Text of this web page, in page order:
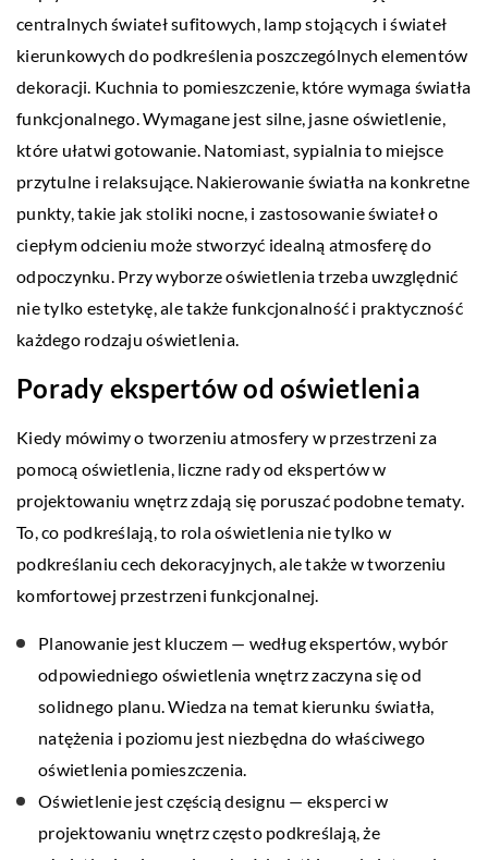
centralnych świateł sufitowych, lamp stojących i świateł
kierunkowych do podkreślenia poszczególnych elementów
dekoracji. Kuchnia to pomieszczenie, które wymaga światła
funkcjonalnego. Wymagane jest silne, jasne oświetlenie,
które ułatwi gotowanie. Natomiast, sypialnia to miejsce
przytulne i relaksujące. Nakierowanie światła na konkretne
punkty, takie jak stoliki nocne, i zastosowanie świateł o
ciepłym odcieniu może stworzyć idealną atmosferę do
odpoczynku. Przy wyborze oświetlenia trzeba uwzględnić
nie tylko estetykę, ale także funkcjonalność i praktyczność
każdego rodzaju oświetlenia.
Porady ekspertów od oświetlenia
Kiedy mówimy o tworzeniu atmosfery w przestrzeni za
pomocą oświetlenia, liczne rady od ekspertów w
projektowaniu wnętrz zdają się poruszać podobne tematy.
To, co podkreślają, to rola oświetlenia nie tylko w
podkreślaniu cech dekoracyjnych, ale także w tworzeniu
komfortowej przestrzeni funkcjonalnej.
Planowanie jest kluczem — według ekspertów, wybór
odpowiedniego oświetlenia wnętrz zaczyna się od
solidnego planu. Wiedza na temat kierunku światła,
natężenia i poziomu jest niezbędna do właściwego
oświetlenia pomieszczenia.
Oświetlenie jest częścią designu — eksperci w
projektowaniu wnętrz często podkreślają, że